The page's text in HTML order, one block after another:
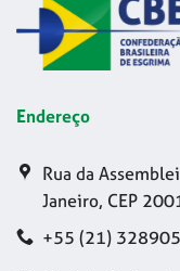
Endereço
Rua da
Janeiro, CEP
+55 (21)